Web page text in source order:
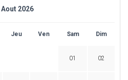
Aout 2026
Jeu Ven Sam Dim
01 02